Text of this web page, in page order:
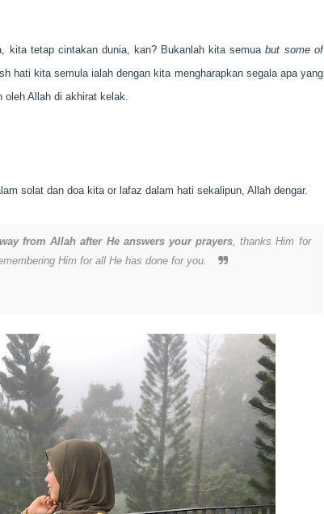
kita tetap cintakan dunia, kan? Bukanlah kita semuabut some of
hati kita semula ialah dengan kita mengharapkan segala apa yang
oleh Allah di akhirat kelak.
solat dan doa kita or lafaz dalam hati sekalipun, Allah dengar.
from Allah after He answers your prayers, thanks Him for
Him for all He has done for you.